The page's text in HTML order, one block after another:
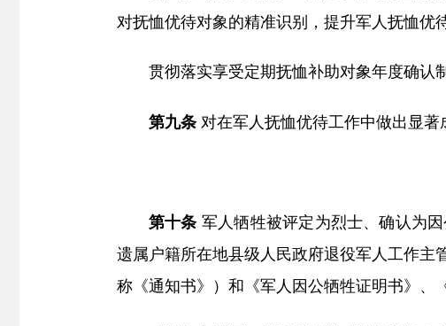
对抚恤优待对象的精准识别，提升军人抚恤优
贯彻落实享受定期抚恤补助对象年度确认
第九条 对在军人抚恤优待工作中做出显著
第十条 军人牺牲被评定为烈士、确认为
遗属户籍所在地县级人民政府退役军人工作主
称《通知书》）和《军人因公牺牲证明书》、